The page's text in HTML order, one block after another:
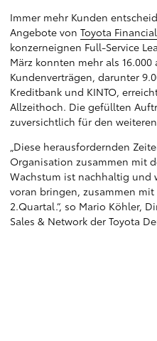
Immer mehr Kunden
Angebote von Toyota
konzerneignen Full-Service
März konnten mehr als
Kundenverträgen, darunter
Kreditbank und KINTO,
Allzeithoch. Die gefüllten
zuversichtlich für den
„Diese herausfordernden
Organisation zusammen mit
Wachstum ist nachhaltig und
voran bringen, zusammen
2.Quartal.“, so Mario Köhler,
Sales & Network der Toyota